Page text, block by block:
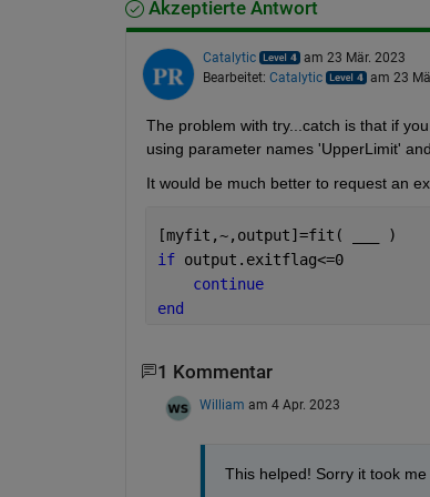
Akzeptierte Antwort
Catalytic
am 23 Mär. 2023
Bearbeitet: Catalytic am 23
The problem with try...catch is that if
using parameter names 'UpperLimit'
It would be much better to request an
[myfit,~,output]=fit(
)
if output.exitflag<=0
continue
end
1 Kommentar
William am 4 Apr. 2023
This helped! Sorry it took